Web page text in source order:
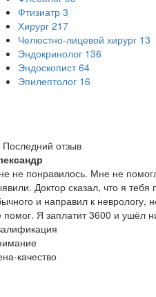
Фтизиатр 3
Хирург 217
Челюстно-лицевой хирург 13
Эндокринолог 136
Эндоскопист 64
Эпилептолог 16
Последний отзыв
не понравилось. Мне не
Доктор сказал, что я
и направил к неврологу,
помог. Я заплатит 3600 и ушёл
качество